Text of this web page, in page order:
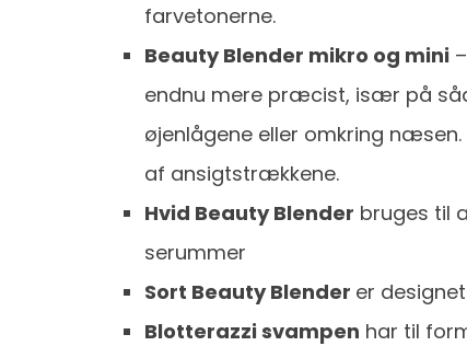
farvetonerne.
Beauty Blender mikro og mini
endnu mere præcist, især på
øjenlågene eller omkring
af ansigtstrækkene.
Hvid Beauty Blender bruges til
serummer
Sort Beauty Blender er
Blotterazzi svampen har til